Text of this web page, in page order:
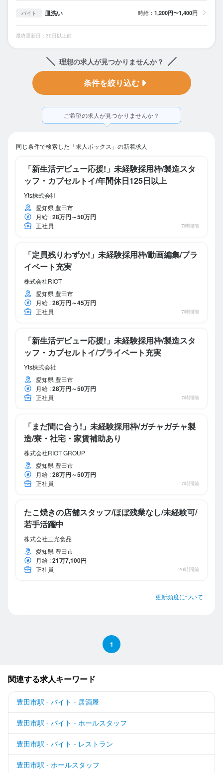
バイト 皿洗い 時給： 1,200円〜1,400円
最終更新日：30日以上前
理想の求人が見つかりませんか？
条件を絞り込む
ご希望の求人が見つかりませんか？
同じ条件で検索した「求人ボックス」の新着求人
「新生活デビュー応援!」未経験採用枠/製造スタ
ッフ・カプセルトイ/年間休日125日以上
Yts株式会社
愛知県 豊田市
月給 :28万円～50万円
正社員 7時間前
「定員残りわずか!」未経験採用枠/動画編集/プラ
イベート充実
株式会社RIOT
愛知県 豊田市
月給 :26万円～45万円
正社員 7時間前
「新生活デビュー応援!」未経験採用枠/製造スタ
ッフ・カプセルトイ/プライベート充実
Yts株式会社
愛知県 豊田市
月給 :28万円～50万円
正社員 7時間前
「まだ間に合う!」未経験採用枠/ガチャガチャ製
造/寮・社宅・家賃補助あり
株式会社RIOT GROUP
愛知県 豊田市
月給 :28万円～50万円
正社員 7時間前
たこ焼きの店舗スタッフ/ほぼ残業なし/未経験可/
若手活躍中
株式会社三光食品
愛知県 豊田市
月給 :21万7,100円
正社員 20時間前
更新頻度について
1
関連する求人キーワード
豊田市駅 - バイト - 居酒屋
豊田市駅 - バイト - ホールスタッフ
豊田市駅 - バイト - レストラン
豊田市駅 - ホールスタッフ